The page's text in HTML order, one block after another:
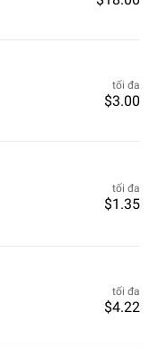
tối đa
$3.00
tối đa
$1.35
tối đa
$4.22